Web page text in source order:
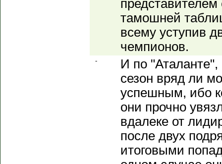
тамошней
всему уступив
чемпионов.
-
И по
сезон вряд ли
успешным, ибо
они прочно
вдалеке от
после двух
итоговыми